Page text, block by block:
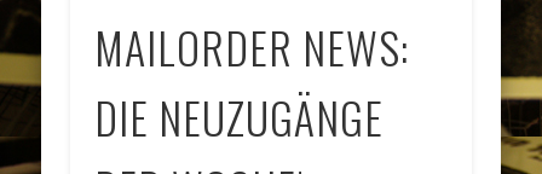
MAILORDER NEWS:
DIE NEUZUGÄNGE